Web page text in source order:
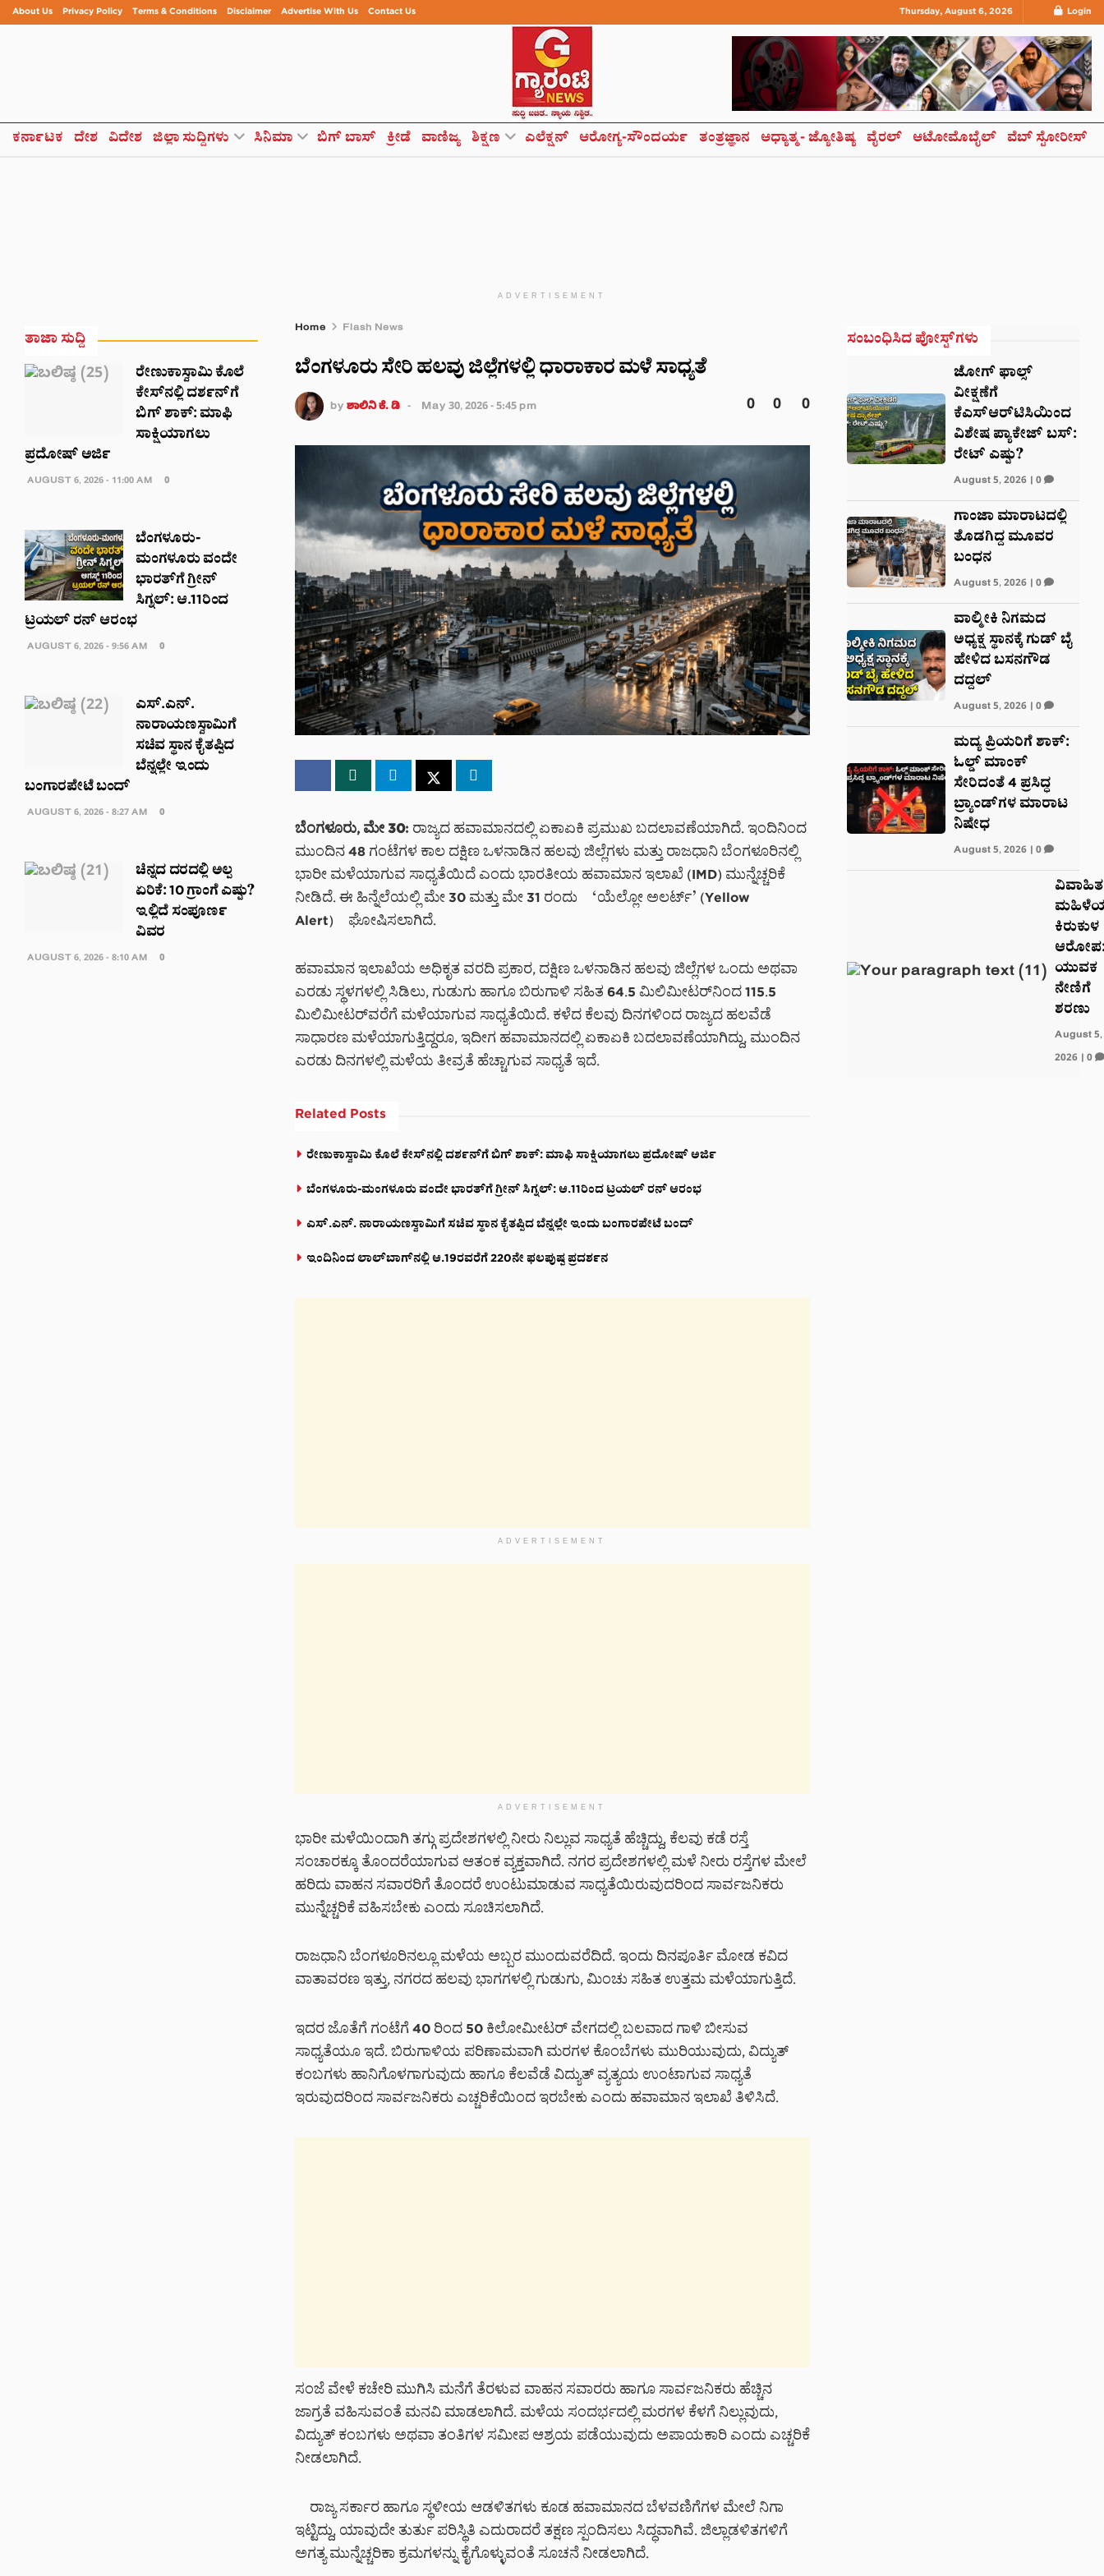
About Us Privacy Policy Terms & Conditions Disclaimer Advertise With Us Contact Us Thursday, August 6, 2026 Login
ಕರ್ನಾಟಕ ದೇಶ ವಿದೇಶ ಜಿಲ್ಲಾ ಸುದ್ದಿಗಳು ಸಿನಿಮಾ ಬಿಗ್ ಬಾಸ್ ಕ್ರೀಡೆ ವಾಣಿಜ್ಯ ಶಿಕ್ಷಣ ಎಲೆಕ್ಷನ್ ಆರೋಗ್ಯ-ಸೌಂದರ್ಯ ತಂತ್ರಜ್ಞಾನ ಆಧ್ಯಾತ್ಮ- ಜ್ಯೋತಿಷ್ಯ ವೈರಲ್ ಆಟೋಮೊಬೈಲ್ ವೆಬ್ ಸ್ಟೋರೀಸ್
ADVERTISEMENT
Home Flash News
ಬೆಂಗಳೂರು ಸೇರಿ ಹಲವು ಜಿಲ್ಲೆಗಳಲ್ಲಿ ಧಾರಾಕಾರ ಮಳೆ ಸಾಧ್ಯತೆ
by ಶಾಲಿನಿ ಕೆ. ಡಿ May 30, 2026 - 5:45 pm 0 0 0
ಬೆಂಗಳೂರು, ಮೇ 30:ರಾಜ್ಯದ ಹವಾಮಾನದಲ್ಲಿ ಏಕಾಏಕಿ ಪ್ರಮುಖ ಬದಲಾವಣೆಯಾಗಿದೆ. ಇಂದಿನಿಂದ
ಮುಂದಿನ 48 ಗಂಟೆಗಳ ಕಾಲ ದಕ್ಷಿಣ ಒಳನಾಡಿನ ಹಲವು ಜಿಲ್ಲೆಗಳು ಮತ್ತು ರಾಜಧಾನಿ ಬೆಂಗಳೂರಿನಲ್ಲಿ
ಭಾರೀ ಮಳೆಯಾಗುವ ಸಾಧ್ಯತೆಯಿದೆ ಎಂದು ಭಾರತೀಯ ಹವಾಮಾನ ಇಲಾಖೆ (IMD) ಮುನ್ನೆಚ್ಚರಿಕೆ
ನೀಡಿದೆ. ಈ ಹಿನ್ನೆಲೆಯಲ್ಲಿ ಮೇ 30 ಮತ್ತು ಮೇ 31 ರಂದು ‘ಯೆಲ್ಲೋ ಅಲರ್ಟ್’ (Yellow
Alert) ಘೋಷಿಸಲಾಗಿದೆ.
ಹವಾಮಾನ ಇಲಾಖೆಯ ಅಧಿಕೃತ ವರದಿ ಪ್ರಕಾರ, ದಕ್ಷಿಣ ಒಳನಾಡಿನ ಹಲವು ಜಿಲ್ಲೆಗಳ ಒಂದು ಅಥವಾ
ಎರಡು ಸ್ಥಳಗಳಲ್ಲಿ ಸಿಡಿಲು, ಗುಡುಗು ಹಾಗೂ ಬಿರುಗಾಳಿ ಸಹಿತ 64.5 ಮಿಲಿಮೀಟರ್‌ನಿಂದ 115.5
ಮಿಲಿಮೀಟರ್‌ವರೆಗೆ ಮಳೆಯಾಗುವ ಸಾಧ್ಯತೆಯಿದೆ. ಕಳೆದ ಕೆಲವು ದಿನಗಳಿಂದ ರಾಜ್ಯದ ಹಲವೆಡೆ
ಸಾಧಾರಣ ಮಳೆಯಾಗುತ್ತಿದ್ದರೂ, ಇದೀಗ ಹವಾಮಾನದಲ್ಲಿ ಏಕಾಏಕಿ ಬದಲಾವಣೆಯಾಗಿದ್ದು, ಮುಂದಿನ
ಎರಡು ದಿನಗಳಲ್ಲಿ ಮಳೆಯ ತೀವ್ರತೆ ಹೆಚ್ಚಾಗುವ ಸಾಧ್ಯತೆ ಇದೆ.
Related Posts
ರೇಣುಕಾಸ್ವಾಮಿ ಕೊಲೆ ಕೇಸ್‌ನಲ್ಲಿ ದರ್ಶನ್‌ಗೆ ಬಿಗ್ ಶಾಕ್: ಮಾಫಿ ಸಾಕ್ಷಿಯಾಗಲು ಪ್ರದೋಷ್ ಅರ್ಜಿ
ಬೆಂಗಳೂರು-ಮಂಗಳೂರು ವಂದೇ ಭಾರತ್‌ಗೆ ಗ್ರೀನ್ ಸಿಗ್ನಲ್: ಆ.11ರಿಂದ ಟ್ರಯಲ್ ರನ್ ಆರಂಭ
ಎಸ್.ಎನ್. ನಾರಾಯಣಸ್ವಾಮಿಗೆ ಸಚಿವ ಸ್ಥಾನ ಕೈತಪ್ಪಿದ ಬೆನ್ನಲ್ಲೇ ಇಂದು ಬಂಗಾರಪೇಟೆ ಬಂದ್
ಇಂದಿನಿಂದ ಲಾಲ್‌ಬಾಗ್‌ನಲ್ಲಿ ಆ.19ರವರೆಗೆ 220ನೇ ಫಲಪುಷ್ಪ ಪ್ರದರ್ಶನ
ADVERTISEMENT
ADVERTISEMENT
ಭಾರೀ ಮಳೆಯಿಂದಾಗಿ ತಗ್ಗು ಪ್ರದೇಶಗಳಲ್ಲಿ ನೀರು ನಿಲ್ಲುವ ಸಾಧ್ಯತೆ ಹೆಚ್ಚಿದ್ದು, ಕೆಲವು ಕಡೆ ರಸ್ತೆ
ಸಂಚಾರಕ್ಕೂ ತೊಂದರೆಯಾಗುವ ಆತಂಕ ವ್ಯಕ್ತವಾಗಿದೆ. ನಗರ ಪ್ರದೇಶಗಳಲ್ಲಿ ಮಳೆ ನೀರು ರಸ್ತೆಗಳ ಮೇಲೆ
ಹರಿದು ವಾಹನ ಸವಾರರಿಗೆ ತೊಂದರೆ ಉಂಟುಮಾಡುವ ಸಾಧ್ಯತೆಯಿರುವುದರಿಂದ ಸಾರ್ವಜನಿಕರು
ಮುನ್ನೆಚ್ಚರಿಕೆ ವಹಿಸಬೇಕು ಎಂದು ಸೂಚಿಸಲಾಗಿದೆ.
ರಾಜಧಾನಿ ಬೆಂಗಳೂರಿನಲ್ಲೂ ಮಳೆಯ ಅಬ್ಬರ ಮುಂದುವರೆದಿದೆ. ಇಂದು ದಿನಪೂರ್ತಿ ಮೋಡ ಕವಿದ
ವಾತಾವರಣ ಇತ್ತು, ನಗರದ ಹಲವು ಭಾಗಗಳಲ್ಲಿ ಗುಡುಗು, ಮಿಂಚು ಸಹಿತ ಉತ್ತಮ ಮಳೆಯಾಗುತ್ತಿದೆ.
ಇದರ ಜೊತೆಗೆ ಗಂಟೆಗೆ 40 ರಿಂದ 50 ಕಿಲೋಮೀಟರ್ ವೇಗದಲ್ಲಿ ಬಲವಾದ ಗಾಳಿ ಬೀಸುವ
ಸಾಧ್ಯತೆಯೂ ಇದೆ. ಬಿರುಗಾಳಿಯ ಪರಿಣಾಮವಾಗಿ ಮರಗಳ ಕೊಂಬೆಗಳು ಮುರಿಯುವುದು, ವಿದ್ಯುತ್
ಕಂಬಗಳು ಹಾನಿಗೊಳಗಾಗುವುದು ಹಾಗೂ ಕೆಲವೆಡೆ ವಿದ್ಯುತ್ ವ್ಯತ್ಯಯ ಉಂಟಾಗುವ ಸಾಧ್ಯತೆ
ಇರುವುದರಿಂದ ಸಾರ್ವಜನಿಕರು ಎಚ್ಚರಿಕೆಯಿಂದ ಇರಬೇಕು ಎಂದು ಹವಾಮಾನ ಇಲಾಖೆ ತಿಳಿಸಿದೆ.
ಸಂಜೆ ವೇಳೆ ಕಚೇರಿ ಮುಗಿಸಿ ಮನೆಗೆ ತೆರಳುವ ವಾಹನ ಸವಾರರು ಹಾಗೂ ಸಾರ್ವಜನಿಕರು ಹೆಚ್ಚಿನ
ಜಾಗ್ರತೆ ವಹಿಸುವಂತೆ ಮನವಿ ಮಾಡಲಾಗಿದೆ. ಮಳೆಯ ಸಂದರ್ಭದಲ್ಲಿ ಮರಗಳ ಕೆಳಗೆ ನಿಲ್ಲುವುದು,
ವಿದ್ಯುತ್ ಕಂಬಗಳು ಅಥವಾ ತಂತಿಗಳ ಸಮೀಪ ಆಶ್ರಯ ಪಡೆಯುವುದು ಅಪಾಯಕಾರಿ ಎಂದು ಎಚ್ಚರಿಕೆ
ನೀಡಲಾಗಿದೆ.
ರಾಜ್ಯ ಸರ್ಕಾರ ಹಾಗೂ ಸ್ಥಳೀಯ ಆಡಳಿತಗಳು ಕೂಡ ಹವಾಮಾನದ ಬೆಳವಣಿಗೆಗಳ ಮೇಲೆ ನಿಗಾ
ಇಟ್ಟಿದ್ದು, ಯಾವುದೇ ತುರ್ತು ಪರಿಸ್ಥಿತಿ ಎದುರಾದರೆ ತಕ್ಷಣ ಸ್ಪಂದಿಸಲು ಸಿದ್ಧವಾಗಿವೆ. ಜಿಲ್ಲಾಡಳಿತಗಳಿಗೆ
ಅಗತ್ಯ ಮುನ್ನೆಚ್ಚರಿಕಾ ಕ್ರಮಗಳನ್ನು ಕೈಗೊಳ್ಳುವಂತೆ ಸೂಚನೆ ನೀಡಲಾಗಿದೆ.
ತಾಜಾ ಸುದ್ದಿ
ರೇಣುಕಾಸ್ವಾಮಿ ಕೊಲೆ
ಕೇಸ್‌ನಲ್ಲಿ ದರ್ಶನ್‌ಗೆ
ಬಿಗ್ ಶಾಕ್: ಮಾಫಿ
ಸಾಕ್ಷಿಯಾಗಲು
ಪ್ರದೋಷ್ ಅರ್ಜಿ
AUGUST 6, 2026 - 11:00 AM 0
ಬೆಂಗಳೂರು-
ಮಂಗಳೂರು ವಂದೇ
ಭಾರತ್‌ಗೆ ಗ್ರೀನ್
ಸಿಗ್ನಲ್: ಆ.11ರಿಂದ
ಟ್ರಯಲ್ ರನ್ ಆರಂಭ
AUGUST 6, 2026 - 9:56 AM 0
ಎಸ್.ಎನ್.
ನಾರಾಯಣಸ್ವಾಮಿಗೆ
ಸಚಿವ ಸ್ಥಾನ ಕೈತಪ್ಪಿದ
ಬೆನ್ನಲ್ಲೇ ಇಂದು
ಬಂಗಾರಪೇಟೆ ಬಂದ್
AUGUST 6, 2026 - 8:27 AM 0
ಚಿನ್ನದ ದರದಲ್ಲಿ ಅಲ್ಪ
ಏರಿಕೆ: 10 ಗ್ರಾಂಗೆ ಎಷ್ಟು?
ಇಲ್ಲಿದೆ ಸಂಪೂರ್ಣ
ವಿವರ
AUGUST 6, 2026 - 8:10 AM 0
ಸಂಬಂಧಿಸಿದ ಪೋಸ್ಟ್‌ಗಳು
ಜೋಗ್ ಫಾಲ್ಸ್
ವೀಕ್ಷಣೆಗೆ
ಕೆಎಸ್‌ಆರ್‌ಟಿಸಿಯಿಂದ
ವಿಶೇಷ ಪ್ಯಾಕೇಜ್ ಬಸ್:
ರೇಟ್‌ ಎಷ್ಟು?
August 5, 2026| 0
ಗಾಂಜಾ ಮಾರಾಟದಲ್ಲಿ
ತೊಡಗಿದ್ದ ಮೂವರ
ಬಂಧನ
August 5, 2026| 0
ವಾಲ್ಮೀಕಿ ನಿಗಮದ
ಅಧ್ಯಕ್ಷ ಸ್ಥಾನಕ್ಕೆ ಗುಡ್‌ ಬೈ
ಹೇಳಿದ ಬಸನಗೌಡ
ದದ್ದಲ್
August 5, 2026| 0
ಮದ್ಯ ಪ್ರಿಯರಿಗೆ ಶಾಕ್:
ಓಲ್ಡ್ ಮಾಂಕ್
ಸೇರಿದಂತೆ 4 ಪ್ರಸಿದ್ಧ
ಬ್ರ್ಯಾಂಡ್‌ಗಳ ಮಾರಾಟ
ನಿಷೇಧ
August 5, 2026| 0
ವಿವಾಹಿತ
ಕಿರುಕುಳ
ಯುವಕ
ನೇಣಿಗೆ
ಶರಣು
August 5,
2026| 0